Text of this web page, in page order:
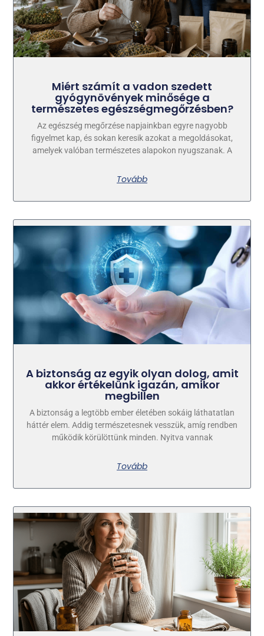
Miért számít a vadon szedett
gyógynövények minősége a
természetes egészségmegőrzésben?
Az egészség megőrzése napjainkban egyre nagyobb
figyelmet kap, és sokan keresik azokat a megoldásokat,
amelyek valóban természetes alapokon nyugszanak. A
Tovább
A biztonság az egyik olyan dolog, amit
akkor értékelünk igazán, amikor
megbillen
A biztonság a legtöbb ember életében sokáig láthatatlan
háttér elem. Addig természetesnek vesszük, amíg rendben
működik körülöttünk minden. Nyitva vannak
Tovább